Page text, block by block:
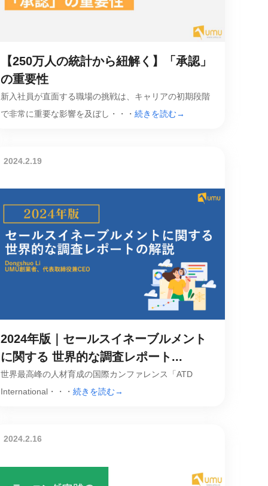
【250万人の統計から紐解く】「承認」
の重要性
新入社員が直面する職場の挑戦は、キャリアの初期段階
で非常に重要な影響を及ぼし・・・ 続きを読む→
2024.2.19
2024年版｜セールスイネーブルメント
に関する 世界的な調査レポート...
世界最高峰の人材育成の国際カンファレンス「ATD
International・・・ 続きを読む→
2024.2.16